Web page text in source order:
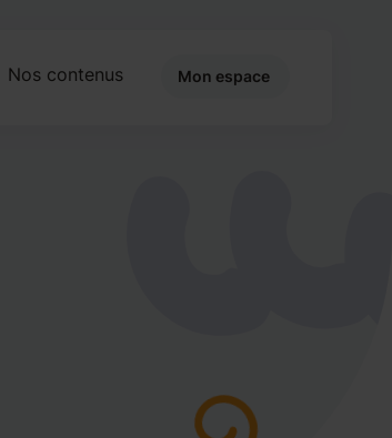
Nos contenus Mon espace